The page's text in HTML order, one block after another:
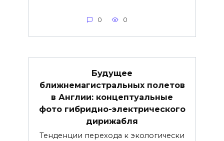
0 0
Будущее
ближнемагистральных полетов
в Англии: концептуальные
фото гибридно-электрического
дирижабля
Тенденции перехода к экологически